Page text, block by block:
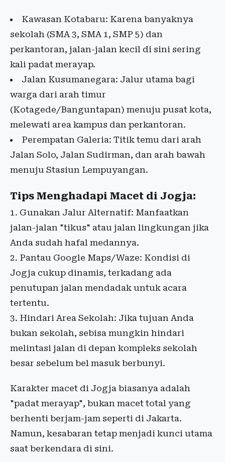
Kawasan Kotabaru: Karena banyaknya
sekolah (SMA 3, SMA 1, SMP 5) dan
perkantoran, jalan-jalan kecil di sini sering
kali padat merayap.
Jalan Kusumanegara: Jalur utama bagi
warga dari arah timur
(Kotagede/Banguntapan) menuju pusat kota,
melewati area kampus dan perkantoran.
Perempatan Galeria: Titik temu dari arah
Jalan Solo, Jalan Sudirman, dan arah bawah
menuju Stasiun Lempuyangan.
Tips Menghadapi Macet di Jogja:
1. Gunakan Jalur Alternatif: Manfaatkan
jalan-jalan "tikus" atau jalan lingkungan jika
Anda sudah hafal medannya.
2. Pantau Google Maps/Waze: Kondisi di
Jogja cukup dinamis, terkadang ada
penutupan jalan mendadak untuk acara
tertentu.
3. Hindari Area Sekolah: Jika tujuan Anda
bukan sekolah, sebisa mungkin hindari
melintasi jalan di depan kompleks sekolah
besar sebelum bel masuk berbunyi.
Karakter macet di Jogja biasanya adalah
"padat merayap", bukan macet total yang
berhenti berjam-jam seperti di Jakarta.
Namun, kesabaran tetap menjadi kunci utama
saat berkendara di sini.